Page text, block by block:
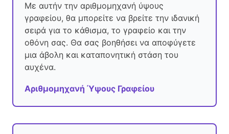
Με αυτήν την αριθμομηχανή ύψους
γραφείου, θα μπορείτε να βρείτε την ιδανική
σειρά για το κάθισμα, το γραφείο και την
οθόνη σας. Θα σας βοηθήσει να αποφύγετε
μια άβολη και καταπονητική στάση του
αυχένα.
Αριθμομηχανή Ύψους Γραφείου